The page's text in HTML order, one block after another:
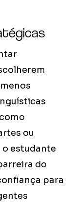
ou
estudante
do
para